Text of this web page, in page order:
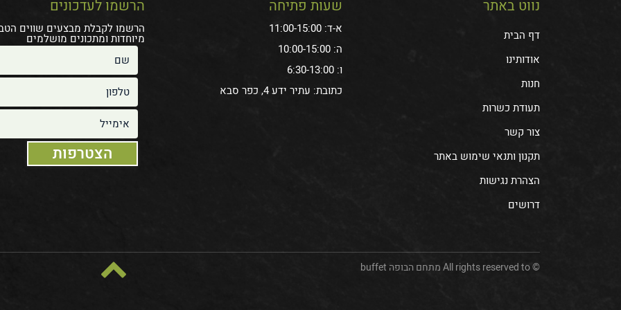
נווט באתר
דף הבית
אודותינו
חנות
תעודת כשרות
צור קשר
תקנון ותנאי שימוש באתר
הצהרת נגישות
דרושים
שעות פתיחה
א-ד: 11:00-15:00
ה: 10:00-15:00
ו: 6:30-13:00
כתובת: עתיר ידע 4, כפר סבא
הרשמו לעדכונים
הרשמו לקבלת מבצעים שווים
מיוחדות ומתכונים מושלמים
© All rights reserved to מתחם הבופה buffet